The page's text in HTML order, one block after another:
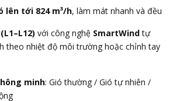
lên tới 824 m³/h, làm mát nhanh và đều
với công nghệ SmartWindtự
theo nhiệt độ môi trường hoặc chỉnh tay
minh: Gió thường / Gió tự nhiên /